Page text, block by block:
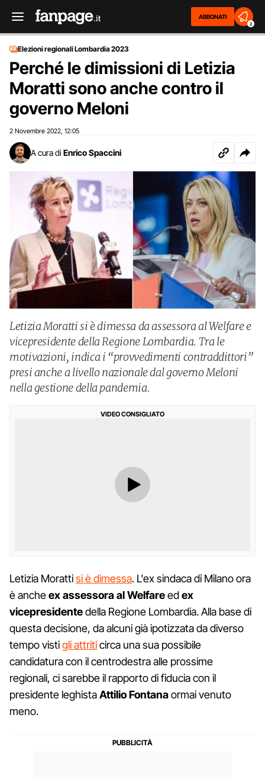
ABBONATI
2
Elezioni regionali Lombardia 2023
Perché le dimissioni di Letizia
Moratti sono anche contro il
governo Meloni
2 Novembre 2022 12:05
A cura di Enrico Spaccini
Letizia Moratti si è dimessa da assessora al Welfare e
vicepresidente della Regione Lombardia. Tra le
motivazioni, indica i “provvedimenti contraddittori”
presi anche a livello nazionale dal governo Meloni
nella gestione della pandemia.
VIDEO CONSIGLIATO
Letizia Morattisi è dimessa. L'ex sindaca di Milano ora
è ancheex assessora al Welfareedex
vicepresidentedella Regione Lombardia. Alla base di
questa decisione, da alcuni già ipotizzata da diverso
tempo vistigli attriticirca una sua possibile
candidatura con il centrodestra alle prossime
regionali, ci sarebbe il rapporto di fiducia con il
presidente leghistaAttilio Fontanaormai venuto
meno.